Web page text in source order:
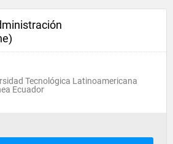
Tecnológica Latinoamericana
Ecuador